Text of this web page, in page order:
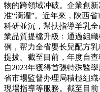
物的跨領域冲破。企業創
准“滴灌”。近年來，陝西
科研並沉，幫扶指導羊乳
業品質提檔升級﹔通過組
例，帮力全省嬰长兒配方
提拔。截至目前，年度自查
自2023年獲得首張特殊醫
省市場監督办理局積極組
現場指導等服務。截至目